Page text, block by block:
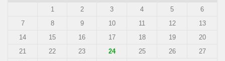
1
2 3 4 5
6
7
8 9 10 11 12
13
14
15 16 17 18 19
20
21
22 23 24 25 26
27